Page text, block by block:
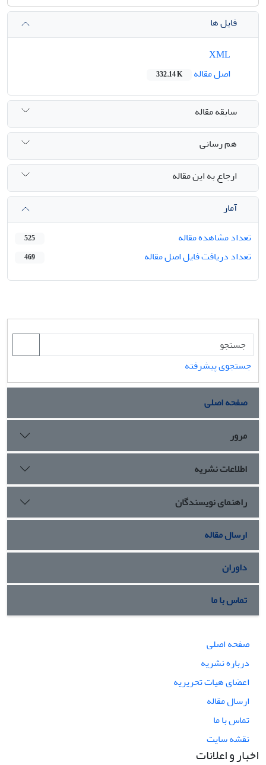
فایل ها
اصل مقاله
332.14 K
سابقه مقاله
هم رسانی
ارجاع به این مقاله
آمار
تعداد مشاهده مقاله
525
تعداد دریافت فایل اصل مقاله 469
جستجوی پیشرفته
صفحه اصلی
مرور
اطلاعات نشریه
راهنمای نویسندگان
ارسال مقاله
داوران
تماس با ما
صفحه اصلی
درباره نشریه
اعضای هیات تحریریه
ارسال مقاله
تماس با ما
نقشه سایت
اخبار و اعلانات